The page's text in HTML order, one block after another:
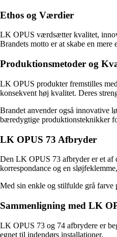
Ethos og Værdier
LK OPUS værdsætter kvalitet,
Brandets motto er at skabe en
Produktionsmetoder og
LK OPUS produkter fremstilles
konsekvent høj kvalitet. Deres
Brandet anvender også innovative
bæredygtige produktionsteknikker
LK OPUS 73 Afbryder
Den LK OPUS 73 afbryder er et af
korrespondance og en
Med sin enkle og stilfulde grå farve
Sammenligning med LK
LK OPUS 73 og 74 afbrydere er
egnet til indendørs installationer.